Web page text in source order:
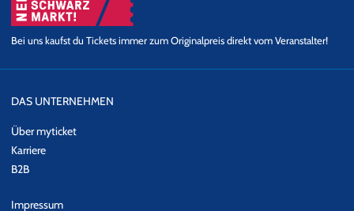
Bei uns kaufst du Tickets immer zum Originalpreis direkt vom Veranstalter!
DAS UNTERNEHMEN
Über myticket
Karriere
B2B
Impressum